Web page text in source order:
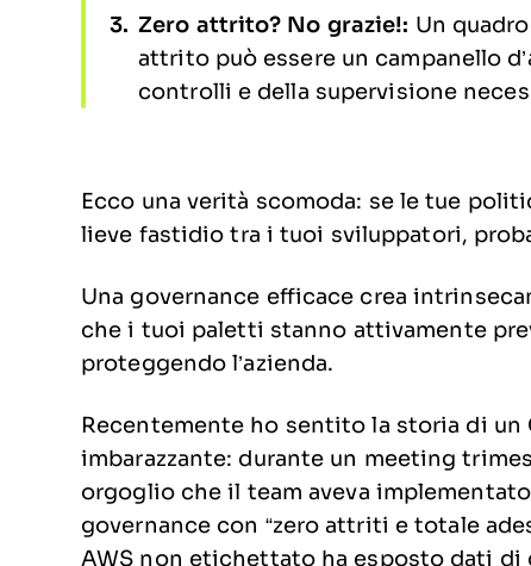
Zero attrito? No grazie!: Un
attrito può essere un campanello
controlli e della supervisione
Ecco una verità scomoda: se le tue
lieve fastidio tra i tuoi sviluppatori,
Una governance efficace crea
che i tuoi paletti stanno attivamente
proteggendo l’azienda.
Recentemente ho sentito la storia di un
imbarazzante: durante un meeting
orgoglio che il team aveva
governance con “zero attriti e totale
AWS non etichettato ha esposto dati di